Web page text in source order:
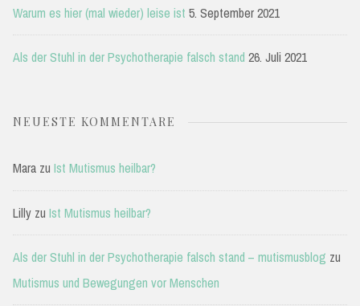
Warum es hier (mal wieder) leise ist 5. September 2021
Als der Stuhl in der Psychotherapie falsch stand 26. Juli 2021
NEUESTE KOMMENTARE
Mara zu Ist Mutismus heilbar?
Lilly zu Ist Mutismus heilbar?
Als der Stuhl in der Psychotherapie falsch stand – mutismusblog zu
Mutismus und Bewegungen vor Menschen